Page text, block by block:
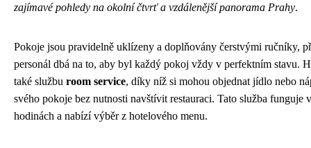
zajímavé pohledy na okolní čtvrť a vzdálenější panorama Prahy.
Pokoje jsou pravidelně uklízeny a doplňovány čerstvými ručníky,
personál dbá na to, aby byl každý pokoj vždy v perfektním stavu.
také službu room service, díky níž si mohou objednat jídlo nebo
svého pokoje bez nutnosti navštívit restauraci. Tato služba funguje
hodinách a nabízí výběr z hotelového menu.